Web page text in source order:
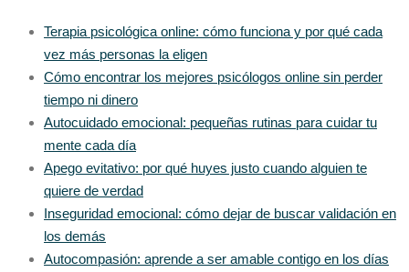
Terapia psicológica online: cómo funciona y por qué cada
vez más personas la eligen
Cómo encontrar los mejores psicólogos online sin perder
tiempo ni dinero
Autocuidado emocional: pequeñas rutinas para cuidar tu
mente cada día
Apego evitativo: por qué huyes justo cuando alguien te
quiere de verdad
Inseguridad emocional: cómo dejar de buscar validación en
los demás
Autocompasión: aprende a ser amable contigo en los días